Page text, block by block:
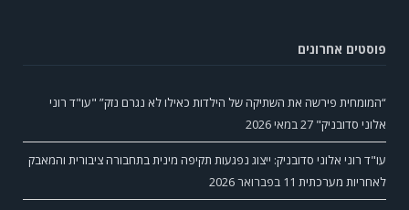
פוסטים אחרונים
“המומחית פירשה את השתיקה של הילדות כאילו לא נגרם נזק” "עו"ד רוני
אלוני סדובניק" 27 במאי 2026
עו"ד רוני אלוני סדובניק: ייצוג נפגעות תקיפה מינית בתחבורה ציבורית והמאבק
לאחריות מערכתית 11 בפברואר 2026